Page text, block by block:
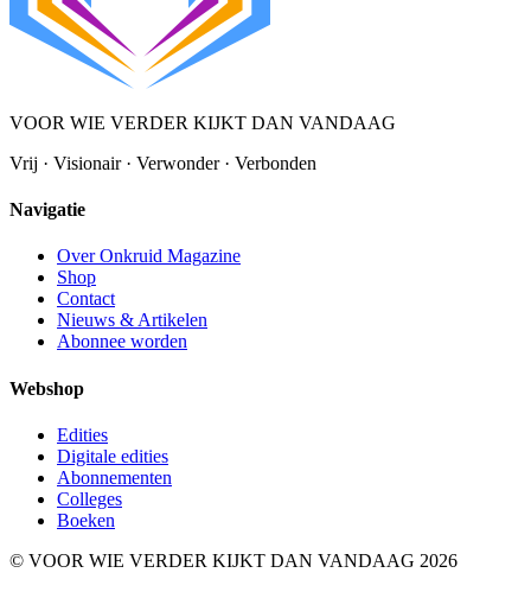
VOOR WIE VERDER KIJKT DAN VANDAAG
Vrij · Visionair · Verwonder · Verbonden
Navigatie
Over Onkruid Magazine
Shop
Contact
Nieuws & Artikelen
Abonnee worden
Webshop
Edities
Digitale edities
Abonnementen
Colleges
Boeken
© VOOR WIE VERDER KIJKT DAN VANDAAG 2026